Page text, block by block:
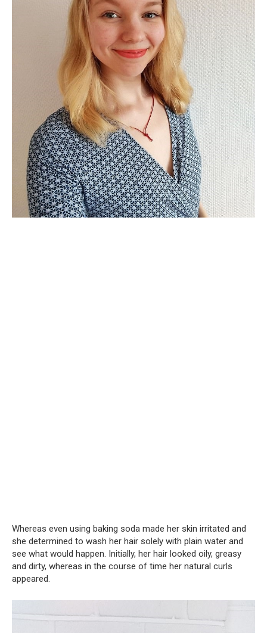
Whereas even using baking soda made her skin irritated and
she determined to wash her hair solely with plain water and
see what would happen. Initially, her hair looked oily, greasy
and dirty, whereas in the course of time her natural curls
appeared.